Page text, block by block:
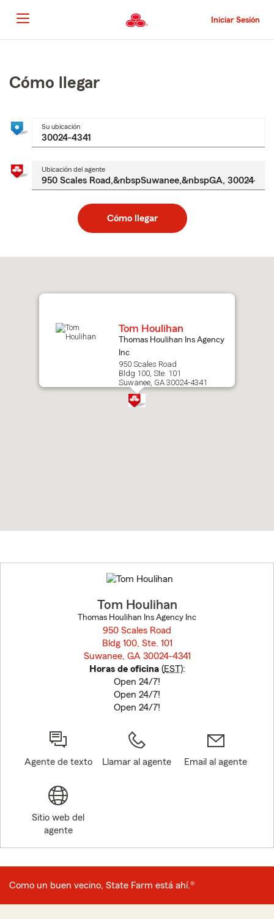
al
contenido
principal
Iniciar Sesión
principal
Cómo llegar
Su ubicación
Ubicación del agente
Cómo llegar
to
Tom Houlihan
Thomas Houlihan Ins Agency
Inc
950 Scales Road
Bldg 100, Ste. 101
Suwanee, GA 30024-4341
to
before
Tom Houlihan
Thomas Houlihan Ins Agency Inc
950 Scales Road
Bldg 100, Ste. 101
Suwanee, GA 30024-4341
Horas de oficina(EST):
Open 24/7!
Open 24/7!
Open 24/7!
Agente de texto Llamar al agente Email al agente
Sitio web del
agente
Como un buen vecino, State Farm está ahí.®